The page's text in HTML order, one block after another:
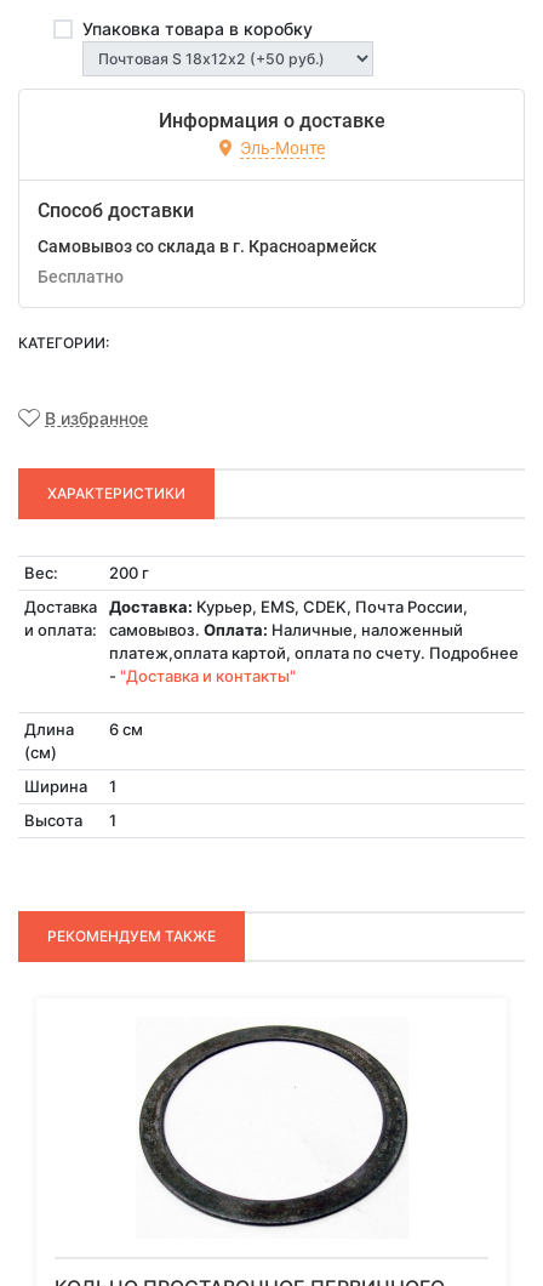
Упаковка товара в коробку
Информация о доставке
Эль-Монте
Способ доставки
Самовывоз со склада в г. Красноармейск
Бесплатно
КАТЕГОРИИ:
В избранное
ХАРАКТЕРИСТИКИ
Вес:
200 г
Доставка
и оплата:
Доставка: Курьер, EMS, CDEK, Почта России,
самовывоз. Оплата: Наличные, наложенный
платеж,оплата картой, оплата по счету. Подробнее
- "Доставка и контакты"
Длина
(см)
6 см
Ширина
1
Высота
1
РЕКОМЕНДУЕМ ТАКЖЕ